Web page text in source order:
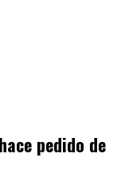
pedido de